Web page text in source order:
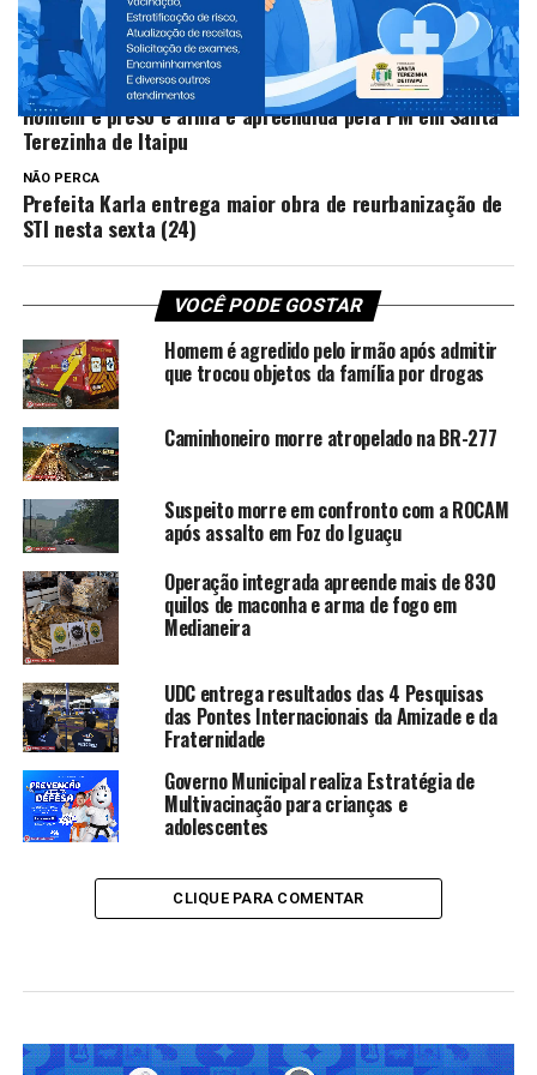
TÓPICOS RELACIONADOS: NEW
PRÓXIMO
Homem é preso e arma é apreendida pela PM em Santa
Terezinha de Itaipu
NÃO PERCA
Prefeita Karla entrega maior obra de reurbanização de
STI nesta sexta (24)
VOCÊ PODE GOSTAR
Homem é agredido pelo irmão após admitir
que trocou objetos da família por drogas
Caminhoneiro morre atropelado na BR-277
Suspeito morre em confronto com a ROCAM
após assalto em Foz do Iguaçu
Operação integrada apreende mais de 830
quilos de maconha e arma de fogo em
Medianeira
UDC entrega resultados das 4 Pesquisas
das Pontes Internacionais da Amizade e da
Fraternidade
Governo Municipal realiza Estratégia de
Multivacinação para crianças e
adolescentes
CLIQUE PARA COMENTAR